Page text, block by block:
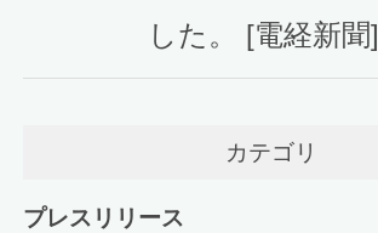
した。 [電経新聞]
カテゴリ
プレスリリース